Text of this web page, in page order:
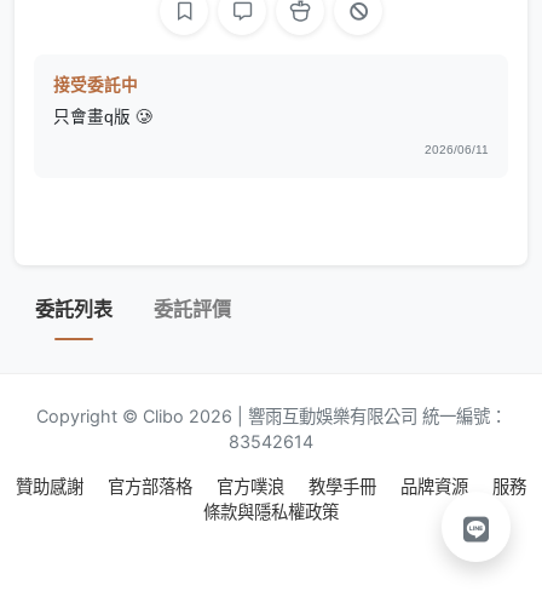
接受委託中
只會畫q版 🥲
2026/06/11
委託列表 委託評價
Copyright © Clibo 2026 | 響雨互動娛樂有限公司 統一編號：
83542614
贊助感謝 官方部落格 官方噗浪 教學手冊 品牌資源
服務
條款與隱私權政策